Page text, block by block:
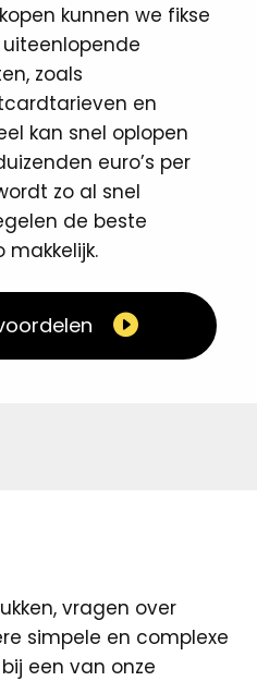
kunnen we fikse
zoals
en
kan snel oplopen
euro’s per
zo al snel
de beste
vragen over
simpele en complexe
een van onze